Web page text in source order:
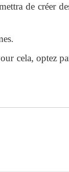
de créer
cela, optez